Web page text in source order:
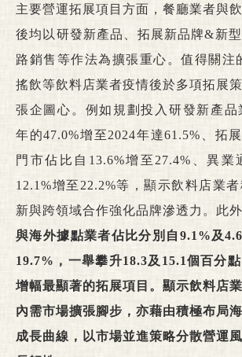
主要營運拓展項目方面，餐廳業者與
後均以研發新產品、拓展新品牌&新
路銷售等作法為擴張重心。值得關注
搖飲等飲料店業者疫情後於多項拓展
張企圖心。例如規劃投入研發新產品
年的47.0%增至2024年達61.5%、拓
門市佔比自13.6%增至27.4%、異業
12.1%增至22.2%等，顯示飲料店業
新與跨領域合作強化品牌滲透力。此外
與海外據點業者佔比分別自9.1%及
19.7%，一舉攀升18.3及15.1個百分
增幅最顯著的拓展項目。顯示飲料店
內需市場擴張腳步，亦藉由積極布局
成長曲線，以市場並進策略分散營運